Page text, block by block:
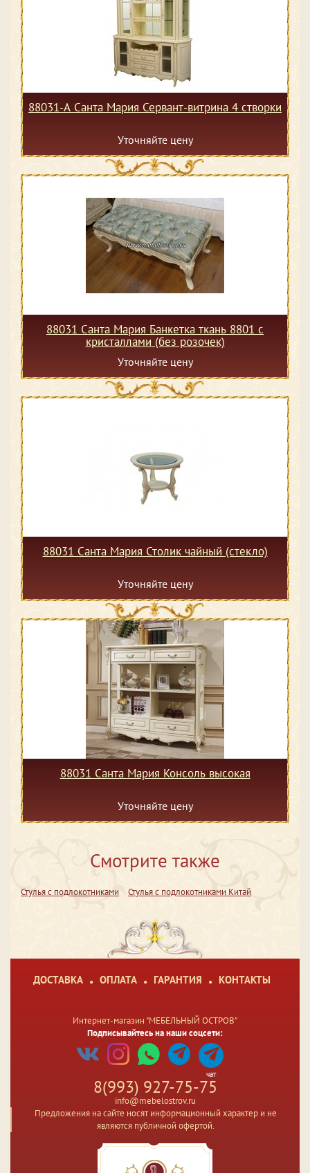
88031-А Санта Мария Сервант-витрина 4 створки
Уточняйте цену
88031 Санта Мария Банкетка ткань 8801 с
кристаллами (без розочек)
Уточняйте цену
88031 Санта Мария Столик чайный (стекло)
Уточняйте цену
88031 Санта Мария Консоль высокая
Уточняйте цену
Смотрите также
Стулья с подлокотниками Стулья с подлокотниками Китай
ДОСТАВКА ОПЛАТА ГАРАНТИЯ КОНТАКТЫ
Интернет-магазин "МЕБЕЛЬНЫЙ ОСТРОВ"
Подписывайтесь на наши соцсети:
чат
8(993) 927-75-75
info@mebelostrov.ru
Предложения на сайте носят информационный характер и не
являются публичной офертой.